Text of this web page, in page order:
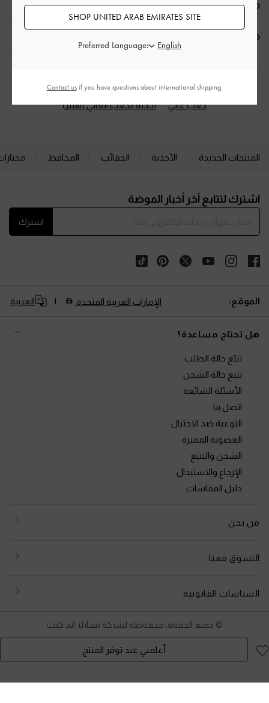
العروض الحصرية
أعلمني عند توفر المنتج
كعب عالي أحذية الكعب العالي (هيلز)
المنتجات الجديدة الأحذية الحقائب المحافظ
اشترك لتتابع آخر أخبار الموضة
اشترك
الموقع: الإمارات العربية المتحدة العربية
هل تحتاج مساعدة؟
تتبّع حالة الطلب
تتبع حالة الشحن
الأسئلة الشائعة
اتصل بنا
التوعية ضد الاحتيال
العضوية المميزة
الشحن والتتبع
الإرجاع والاستبدال
دليل المقاسات
من نحن
التسوق معنا
السياسات القانونية
© جميع الحقوق محفوظة لشركة تشارلز اند كيث
SHOP UNITED ARAB EMIRATES SITE
Preferred Language:
Contact usif you have questions about international shipping.